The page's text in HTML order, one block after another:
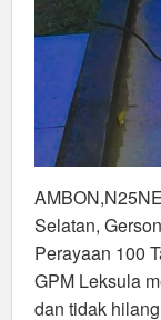
Selatan,
Perayaan 100
GPM Leksula
dan tidak